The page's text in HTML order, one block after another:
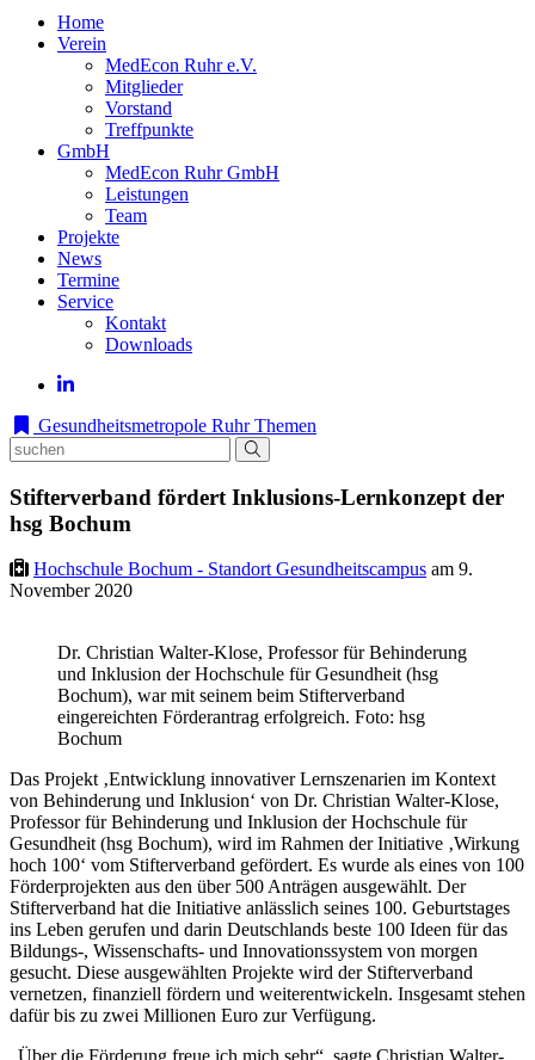
Home
Verein
MedEcon Ruhr e.V.
Mitglieder
Vorstand
Treffpunkte
GmbH
MedEcon Ruhr GmbH
Leistungen
Team
Projekte
News
Termine
Service
Kontakt
Downloads
Gesundheitsmetropole Ruhr Themen
Stifterverband fördert Inklusions-Lernkonzept der
hsg Bochum
Hochschule Bochum - Standort Gesundheitscampus am 9.
November 2020
Dr. Christian Walter-Klose, Professor für Behinderung
und Inklusion der Hochschule für Gesundheit (hsg
Bochum), war mit seinem beim Stifterverband
eingereichten Förderantrag erfolgreich. Foto: hsg
Bochum
Das Projekt ‚Entwicklung innovativer Lernszenarien im Kontext
von Behinderung und Inklusion‘ von Dr. Christian Walter-Klose,
Professor für Behinderung und Inklusion der Hochschule für
Gesundheit (hsg Bochum), wird im Rahmen der Initiative ‚Wirkung
hoch 100‘ vom Stifterverband gefördert. Es wurde als eines von 100
Förderprojekten aus den über 500 Anträgen ausgewählt. Der
Stifterverband hat die Initiative anlässlich seines 100. Geburtstages
ins Leben gerufen und darin Deutschlands beste 100 Ideen für das
Bildungs-, Wissenschafts- und Innovationssystem von morgen
gesucht. Diese ausgewählten Projekte wird der Stifterverband
vernetzen, finanziell fördern und weiterentwickeln. Insgesamt stehen
dafür bis zu zwei Millionen Euro zur Verfügung.